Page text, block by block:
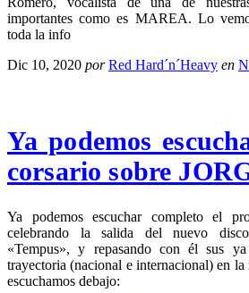
importantes como es MAREA. Lo
toda la info
Dic 10, 2020 por Red Hard´n´Heavy en
Ya podemos
corsario sobre
Ya podemos escuchar completo el
celebrando la salida del nuevo
«Tempus», y repasando con él sus
trayectoria (nacional e internacional) en
escuchamos debajo: